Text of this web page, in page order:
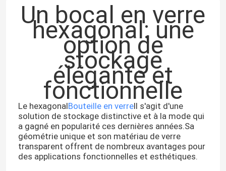
Un bocal en verre
hexagonal: une
option de
stockage
élégante et
fonctionnelle
Le hexagonalBouteille en verreIl s'agit d'une
solution de stockage distinctive et à la mode qui
a gagné en popularité ces dernières années.Sa
géométrie unique et son matériau de verre
transparent offrent de nombreux avantages pour
des applications fonctionnelles et esthétiques.